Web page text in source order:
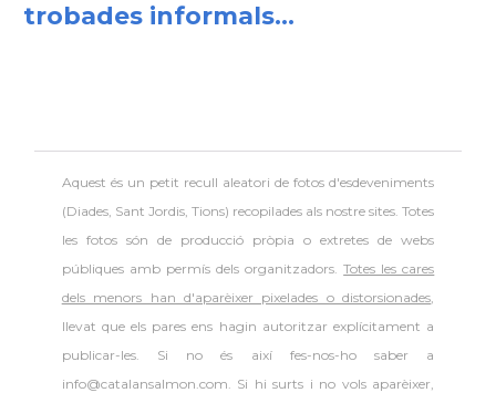
trobades informals...
Aquest és un petit recull aleatori defotos d'esdeveniments
(Diades, Sant Jordis, Tions) recopilades als nostre sites. Totes
les fotos són de producció pròpia o extretes de webs
públiques amb permís dels organitzadors.Totes les cares
dels menors han d'aparèixer pixelades o distorsionades,
llevat que els pares ens hagin autoritzar explícitament a
publicar-les. Si no és així fes-nos-ho saber a
info@catalansalmon.com. Si hi surts i no vols aparèixer,